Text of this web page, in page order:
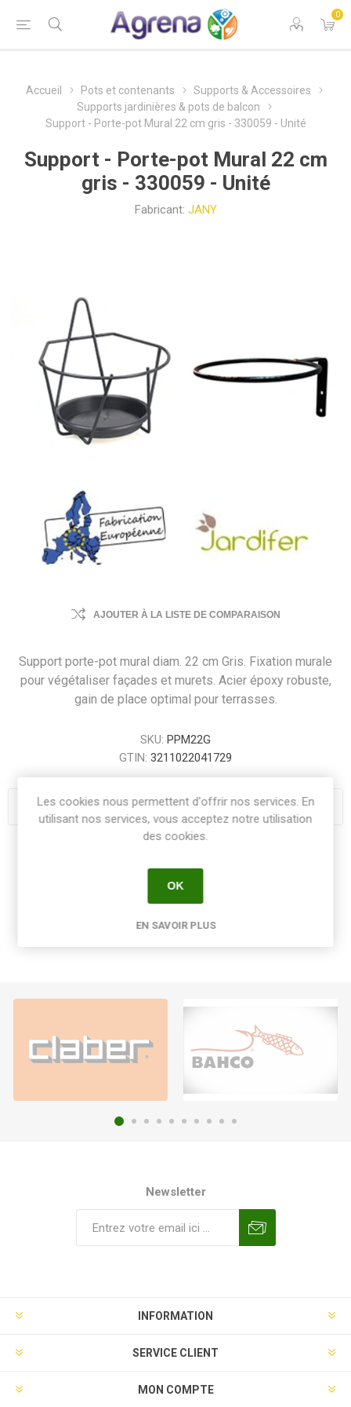
0
Accueil Pots et contenants
Supports & Accessoires
Supports jardinières & pots de balcon
Support - Porte-pot Mural 22 cm gris - 330059 - Unité
Support - Porte-pot Mural 22 cm
gris - 330059 - Unité
Fabricant: JANY
AJOUTER À LA LISTE DE COMPARAISON
Support porte-pot mural diam. 22 cm Gris. Fixation murale
pour végétaliser façades et murets. Acier époxy robuste,
gain de place optimal pour terrasses.
SKU: PPM22G
GTIN: 3211022041729
Newsletter
INFORMATION
SERVICE CLIENT
MON COMPTE
Les cookies nous permettent d'offrir nos services. En
utilisant nos services, vous acceptez notre utilisation
des cookies.
OK
EN SAVOIR PLUS